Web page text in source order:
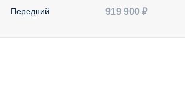
Передний 919 900 ₽